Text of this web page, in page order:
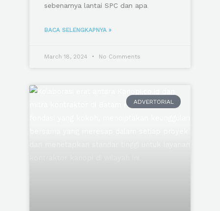
sebenarnya lantai SPC dan apa
BACA SELENGKAPNYA »
March 18, 2024 No Comments
ADVERTORIAL